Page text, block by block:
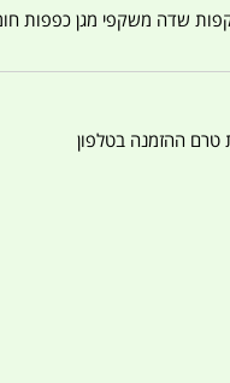
שדה משקפי מגן כפפות
טרם ההזמנה בטלפון